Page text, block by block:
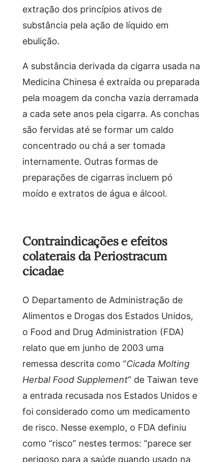
extração dos princípios ativos de
substância pela ação de líquido em
ebulição.
A substância derivada da cigarra usada na
Medicina Chinesa é extraída ou preparada
pela moagem da concha vazia derramada
a cada sete anos pela cigarra. As conchas
são fervidas até se formar um caldo
concentrado ou chá a ser tomada
internamente. Outras formas de
preparações de cigarras incluem pó
moído e extratos de água e álcool.
Contraindicações e efeitos
colaterais da Periostracum
cicadae
O Departamento de Administração de
Alimentos e Drogas dos Estados Unidos,
o Food and Drug Administration (FDA)
relato que em junho de 2003 uma
remessa descrita como “Cicada Molting
Herbal Food Supplement” de Taiwan teve
a entrada recusada nos Estados Unidos e
foi considerado como um medicamento
de risco. Nesse exemplo, o FDA definiu
como “risco” nestes termos: “parece ser
perigoso para a saúde quando usado na